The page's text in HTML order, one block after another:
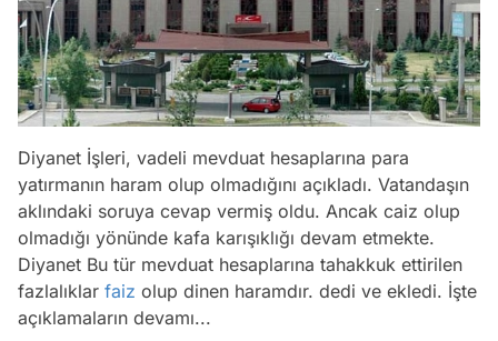
Diyanet İşleri, vadeli mevduat hesaplarına para
yatırmanın haram olup olmadığını açıkladı. Vatandaşın
aklındaki soruya cevap vermiş oldu. Ancak caiz olup
olmadığı yönünde kafa karışıklığı devam etmekte.
Diyanet Bu tür mevduat hesaplarına tahakkuk ettirilen
fazlalıklar faiz olup dinen haramdır. dedi ve ekledi. İşte
açıklamaların devamı...